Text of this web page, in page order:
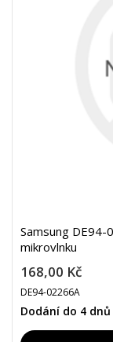
Samsung DE94-
mikrovlnku
168,00 Kč
DE94-02266A
Dodání do 4 dnů